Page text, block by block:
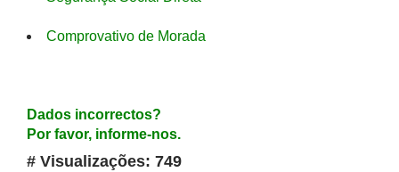
Comprovativo de Morada
Dados incorrectos?
Por favor, informe-nos.
# Visualizações: 749